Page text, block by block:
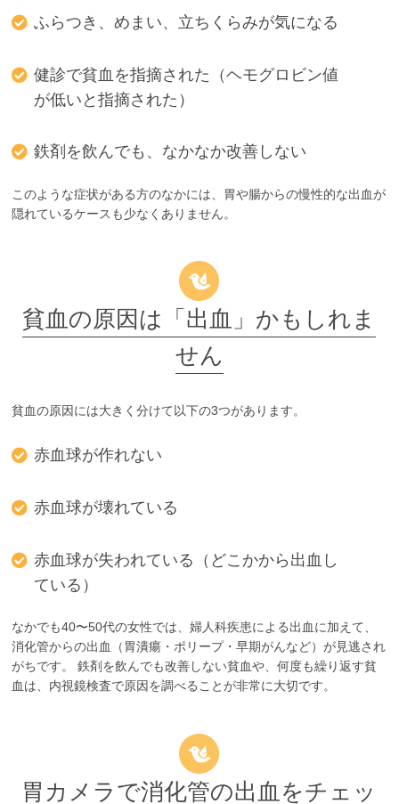
ふらつき、めまい、立ちくらみが気になる
健診で貧血を指摘された（ヘモグロビン値
が低いと指摘された）
鉄剤を飲んでも、なかなか改善しない
このような症状がある方のなかには、胃や腸からの慢性的な出血が
隠れているケースも少なくありません。
貧血の原因は「出血」かもしれま
せん
貧血の原因には大きく分けて以下の3つがあります。
赤血球が作れない
赤血球が壊れている
赤血球が失われている（どこかから出血し
ている）
なかでも40〜50代の女性では、婦人科疾患による出血に加えて、
消化管からの出血（胃潰瘍・ポリープ・早期がんなど）が見逃され
がちです。 鉄剤を飲んでも改善しない貧血や、何度も繰り返す貧
血は、内視鏡検査で原因を調べることが非常に大切です。
胃カメラで消化管の出血をチェッ